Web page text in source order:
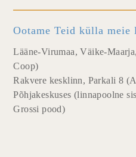
Ootame Teid külla meie
Lääne-Virumaa, Väike-
Coop)
Rakvere kesklinn, Parkali 8
Põhjakeskuses (linnapoolne
Grossi pood)